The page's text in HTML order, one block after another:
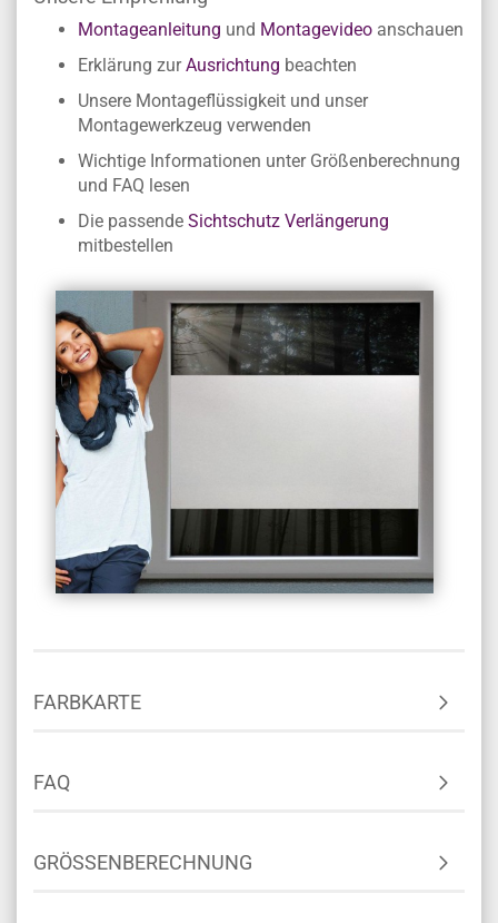
Montageanleitung und Montagevideo anschauen
Erklärung zurAusrichtung beachten
Unsere Montageflüssigkeit und unser
Montagewerkzeug verwenden
Wichtige Informationen unter Größenberechnung
und FAQ lesen
Die passende Sichtschutz Verlängerung
mitbestellen
FARBKARTE
FAQ
GRÖSSENBERECHNUNG